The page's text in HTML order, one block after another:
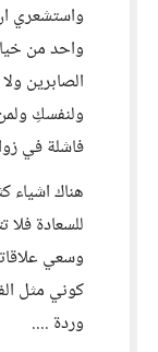
واستشعري
واحد من
الصابرين
ولنفسكِ
فاشلة في
هناك اشياء
للسعادة
وسعي
كوني مثل
وردة ....